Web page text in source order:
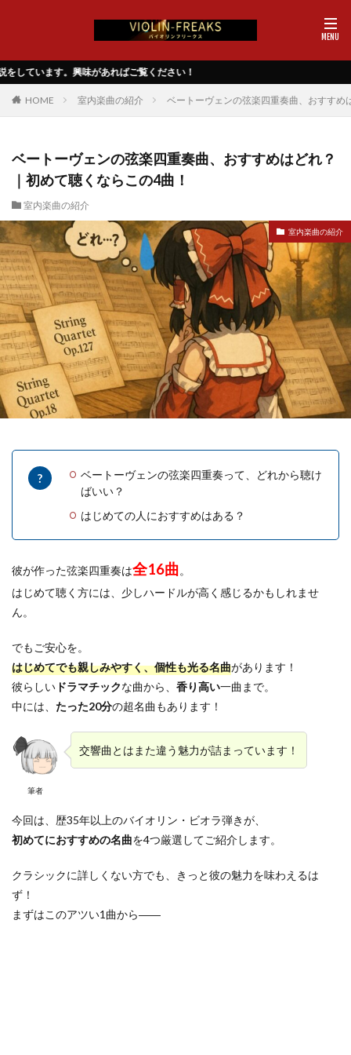
ださい！
HOME 室内楽曲の紹介 ベートーヴェンの弦楽四重奏曲、おすす
ベートーヴェンの弦楽四重奏曲、おすすめはどれ？
｜初めて聴くならこの4曲！
室内楽曲の紹介
室内楽曲の紹介
ベートーヴェンの弦楽四重奏って、どれから聴け
ばいい？
はじめての人におすすめはある？
彼が作った弦楽四重奏は全16曲。
はじめて聴く方には、少しハードルが高く感じるかもしれませ
ん。
でもご安心を。
はじめてでも親しみやすく、個性も光る名曲があります！
彼らしい ドラマチックな曲から、 香り高い一曲まで。
中には、 たった20分の超名曲もあります！
筆者
交響曲とはまた違う魅力が詰まっています！
今回は、歴35年以上のバイオリン・ビオラ弾きが、
初めてにおすすめの名曲を4つ厳選してご紹介します。
クラシックに詳しくない方でも、きっと彼の魅力を味わえるは
ず！
まずはこのアツい1曲から――